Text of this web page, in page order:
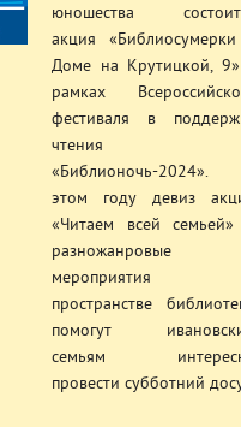
юношества
акция
Доме на Крутицкой,
рамках
фестиваля в
чтения
«Библионочь-
этом году девиз
«Читаем всей
разножанровые
мероприятия
пространстве
помогут
семьям
провести субботний